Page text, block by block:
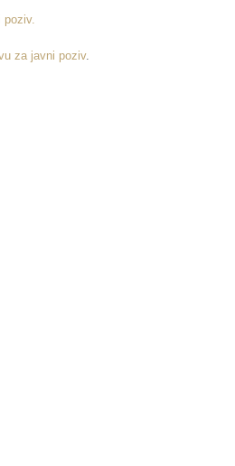
poziv.
za javni poziv.